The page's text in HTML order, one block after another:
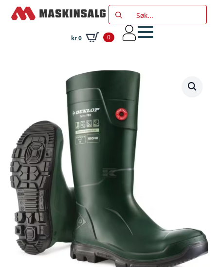
Search
for:
kr0 0